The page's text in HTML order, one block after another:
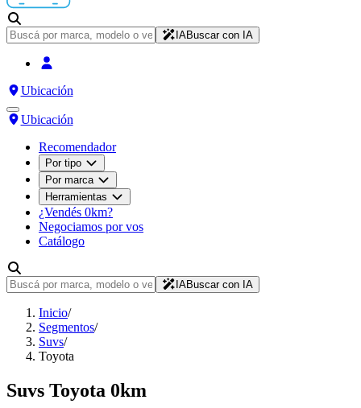
IABuscar con IA
Ubicación
Ubicación
Recomendador
Por tipo
Por marca
Herramientas
¿Vendés 0km?
Negociamos por vos
Catálogo
IABuscar con IA
Inicio/
Segmentos/
Suvs/
Toyota
Suvs Toyota 0km